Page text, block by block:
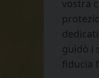
vostra
guidò i
fiducia